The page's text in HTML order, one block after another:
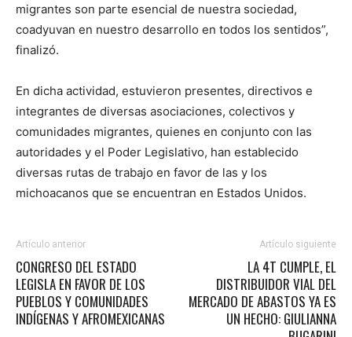
migrantes son parte esencial de nuestra sociedad,
coadyuvan en nuestro desarrollo en todos los sentidos”,
finalizó.
En dicha actividad, estuvieron presentes, directivos e
integrantes de diversas asociaciones, colectivos y
comunidades migrantes, quienes en conjunto con las
autoridades y el Poder Legislativo, han establecido
diversas rutas de trabajo en favor de las y los
michoacanos que se encuentran en Estados Unidos.
Artículo anterior
CONGRESO DEL ESTADO
LEGISLA EN FAVOR DE LOS
PUEBLOS Y COMUNIDADES
INDÍGENAS Y AFROMEXICANAS
Artículo siguiente
LA 4T CUMPLE, EL
DISTRIBUIDOR VIAL DEL
MERCADO DE ABASTOS YA ES
UN HECHO: GIULIANNA